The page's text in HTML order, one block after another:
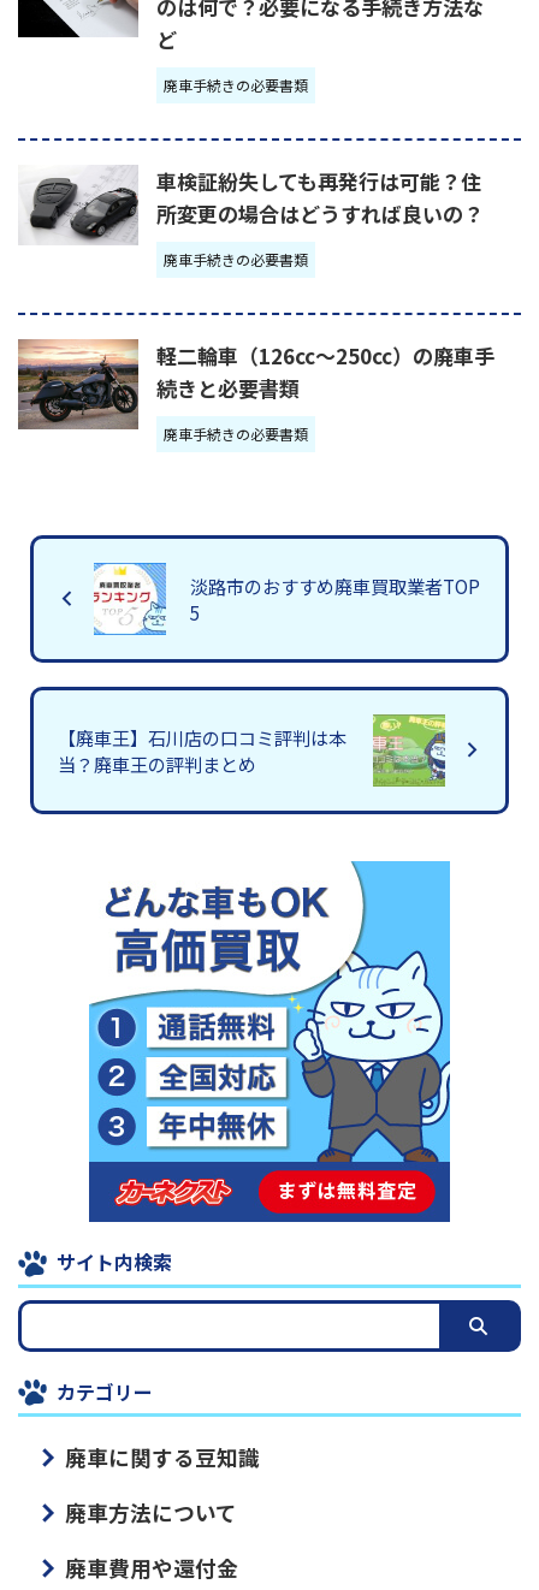
のは何で？必要になる手続き方法な
ど
廃車手続きの必要書類
車検証紛失しても再発行は可能？住
所変更の場合はどうすれば良いの？
廃車手続きの必要書類
軽二輪車（126cc～250cc）の廃車手
続きと必要書類
廃車手続きの必要書類
淡路市のおすすめ廃車買取業者TOP
5
【廃車王】石川店の口コミ評判は本
当？廃車王の評判まとめ
サイト内検索
カテゴリー
廃車に関する豆知識
廃車方法について
廃車費用や還付金